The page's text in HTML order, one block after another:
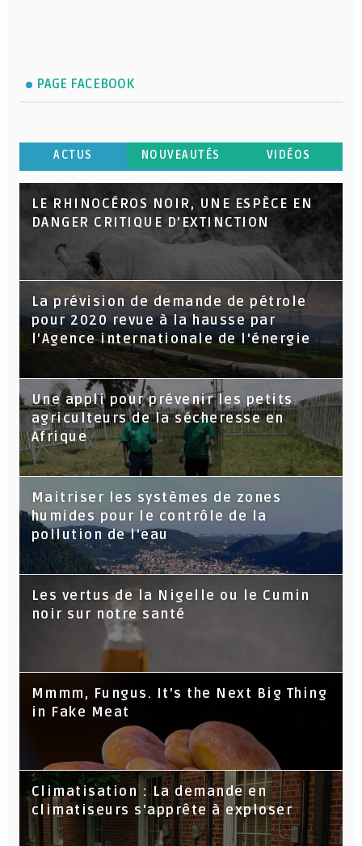
PAGE FACEBOOK
ACTUS NOUVEAUTÉS VIDÉOS
LE RHINOCÉROS NOIR, UNE ESPÈCE EN
DANGER CRITIQUE D’EXTINCTION
La prévision de demande de pétrole
pour 2020 revue à la hausse par
l'Agence internationale de l'énergie
Une appli pour prévenir les petits
agriculteurs de la sécheresse en
Afrique
Maitriser les systèmes de zones
humides pour le contrôle de la
pollution de l'eau
Les vertus de la Nigelle ou le Cumin
noir sur notre santé
Mmmm, Fungus. It’s the Next Big Thing
in Fake Meat
Climatisation : La demande en
climatiseurs s'apprête à exploser